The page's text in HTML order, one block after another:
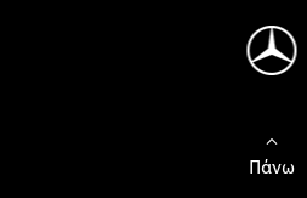
Πάνω